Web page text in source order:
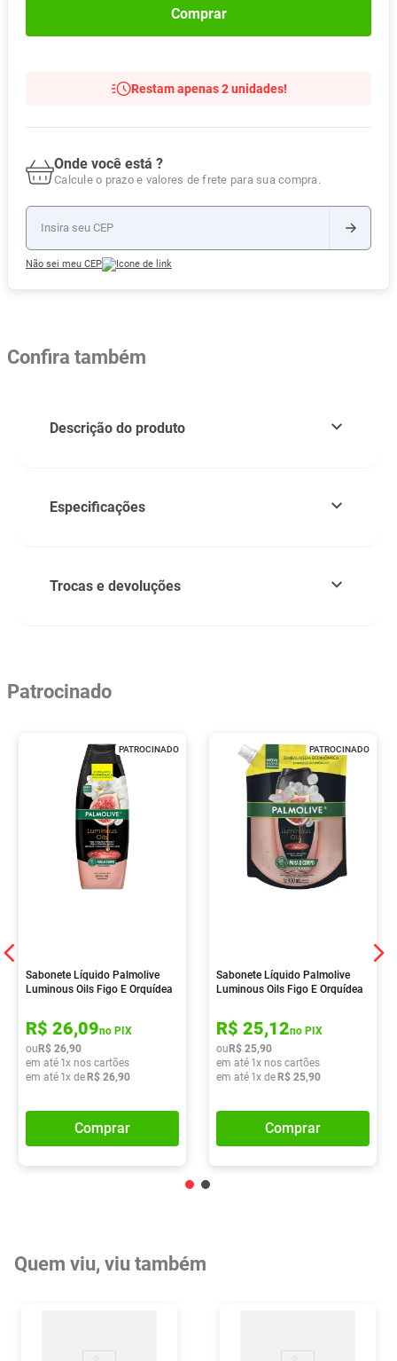
Comprar
Restam apenas 2 unidades!
Onde você está ?
Calcule o prazo e valores de frete para sua compra.
Não sei meu CEP
Confira também
Descrição do produto
Especificações
Trocas e devoluções
Patrocinado
PATROCINADO
Sabonete Líquido Palmolive
Luminous Oils Figo E Orquídea
R$ 26,09no PIX
ou R$ 26,90
em até 1x nos cartões
em até 1x de R$ 26,90
Comprar
PATROCINADO
Sabonete Líquido Palmolive
Luminous Oils Figo E Orquídea
R$ 25,12no PIX
ou R$ 25,90
em até 1x nos cartões
em até 1x de R$ 25,90
Comprar
Quem viu, viu também